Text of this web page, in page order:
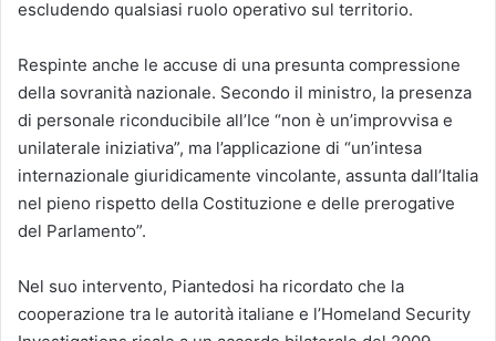
escludendo qualsiasi ruolo operativo sul territorio.
Respinte anche le accuse di una presunta compressione
della sovranità nazionale. Secondo il ministro, la presenza
di personale riconducibile all’Ice “non è un’improvvisa e
unilaterale iniziativa”, ma l’applicazione di “un’intesa
internazionale giuridicamente vincolante, assunta dall’Italia
nel pieno rispetto della Costituzione e delle prerogative
del Parlamento”.
Nel suo intervento, Piantedosi ha ricordato che la
cooperazione tra le autorità italiane e l’Homeland Security